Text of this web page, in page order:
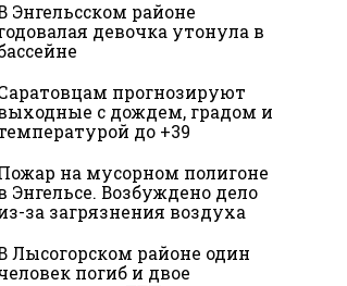
Энгельсском районе
девочка утонула в
прогнозируют
с дождем, градом и
до +39
на мусорном полигоне
Энгельсе. Возбуждено дело
за загрязнения воздуха
Лысогорском районе один
погиб и двое